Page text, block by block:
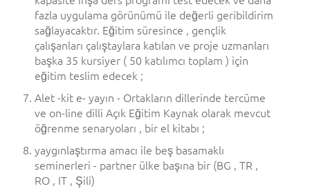
fazla uygulama görünümü ile değerli geribildirim
sağlayacaktır. Eğitim süresince , gençlik
çalışanları çalıştaylara katılan ve proje uzmanları
başka 35 kursiyer ( 50 katılımcı toplam ) için
eğitim teslim edecek ;
Alet -kit e- yayın - Ortakların dillerinde tercüme
ve on-line dilli Açık Eğitim Kaynak olarak mevcut
öğrenme senaryoları , bir el kitabı ;
yaygınlaştırma amacı ile beş basamaklı
seminerleri - partner ülke başına bir (BG , TR ,
RO , IT , Şili)